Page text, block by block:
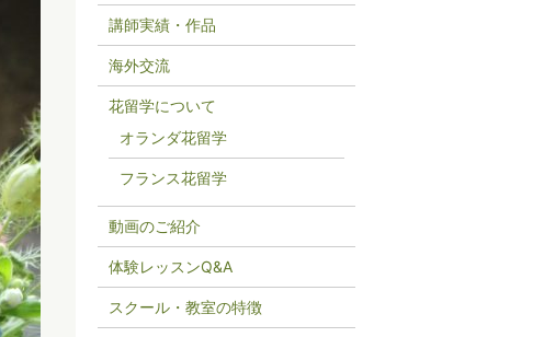
講師実績・作品
海外交流
花留学について
オランダ花留学
フランス花留学
動画のご紹介
体験レッスンQ&A
スクール・教室の特徴